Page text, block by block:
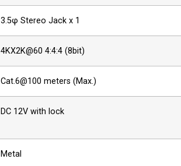
3.5φ Stereo Jack x 1
4KX2K@60 4:4:4 (8bit)
Cat.6@100 meters (Max.)
DC 12V with lock
Metal